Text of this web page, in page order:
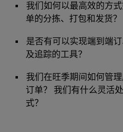
我们如何以最高效的方
单的分拣、打包和发货？
是否有可以实现端到端
及追踪的工具？
我们在旺季期间如何管
订单？ 我们有什么灵活
式？